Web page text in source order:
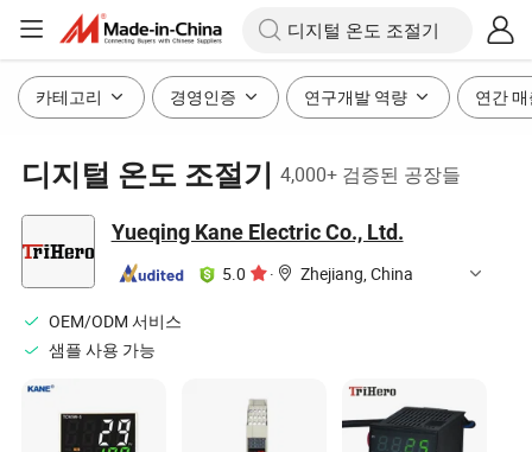
카테고리 경영인증 연구개발 역량 연간
디지털 온도 조절기 4,000+ 검증된 공장들
Yueqing Kane Electric Co., Ltd.
5.0 · Zhejiang, China
OEM/ODM 서비스
샘플 사용 가능